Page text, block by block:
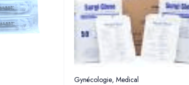
Gynécologie, Medical